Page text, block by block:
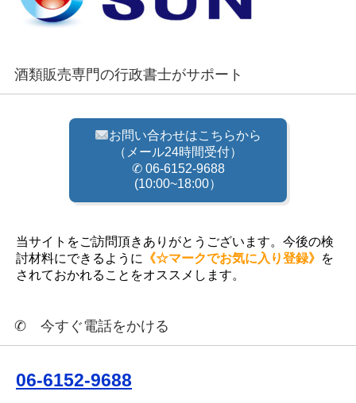
酒類販売専門の行政書士がサポート
お問い合わせはこちらから
（メール24時間受付）
✆ 06-6152-9688
(10:00~18:00）
当サイトをご訪問頂きありがとうございます。今後の検
討材料にできるように
《☆マークでお気に入り登録》 を
されておかれることをオススメします。
✆ 今すぐ電話をかける
06-6152-9688